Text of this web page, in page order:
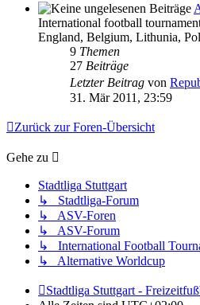
International football
England, Belgium, Lithunia,
9 Themen
27 Beiträge
Letzter Beitrag von
31. Mär 2011, 23:59
Zurück zur Foren-Übersicht
Gehe zu
Stadtliga Stuttgart
↳ Stadtliga-Forum
↳ ASV-Foren
↳ ASV-Forum
↳ International Football
↳ Alternative Worldcup
Stadtliga Stuttgart -